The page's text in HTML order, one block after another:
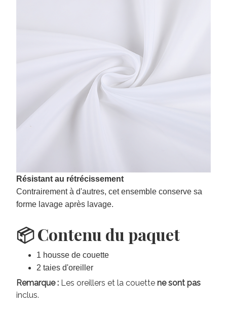
Résistant au rétrécissement
Contrairement à d'autres, cet ensemble conserve sa
forme lavage après lavage.
📦 Contenu du paquet
1 housse de couette
2 taies d'oreiller
Remarque : Les oreillers et la couette ne sont pas
inclus.